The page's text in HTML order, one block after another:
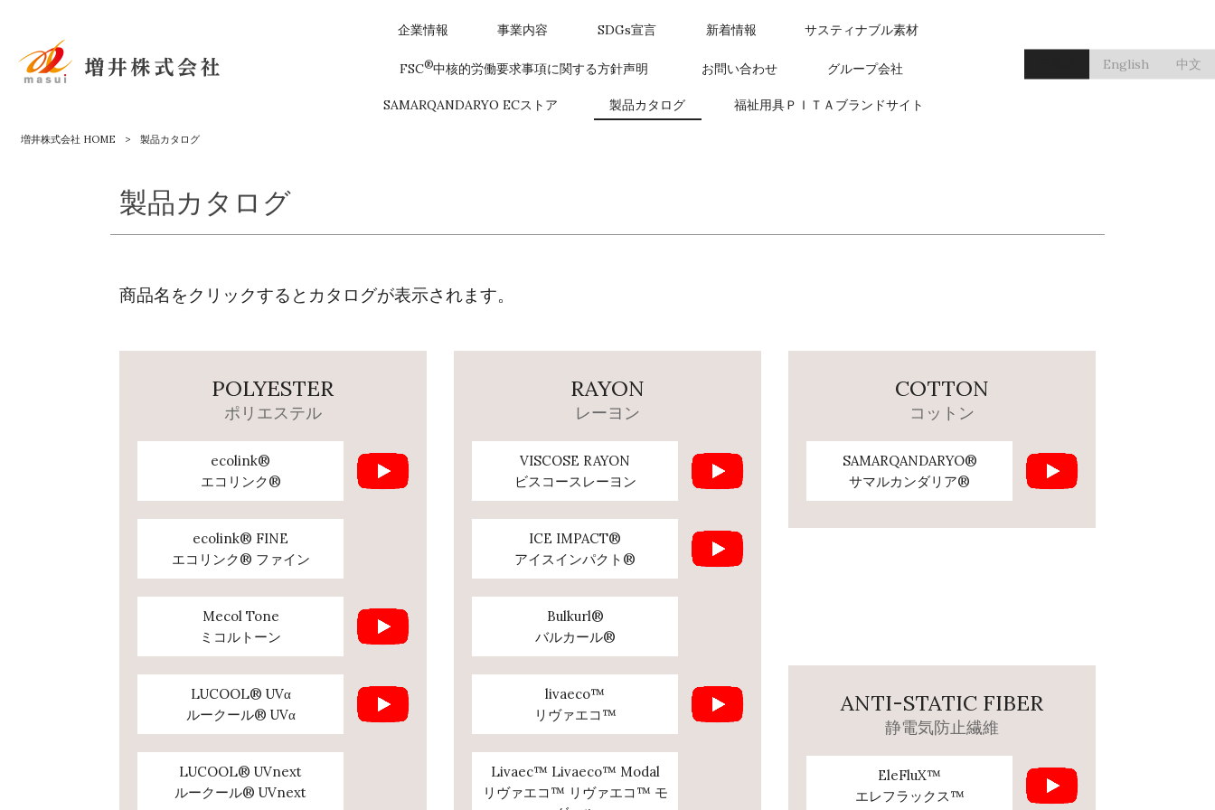
English 中文
企業情報 事業内容 SDGs宣言 新着情報 サスティナブル素材
FSC®中核的労働要求事項に関する方針声明 お問い合わせ グループ会社
SAMARQANDARYO ECストア 製品カタログ 福祉用具ＰＩＴＡブランドサイト
増井株式会社 HOME > 製品カタログ
製品カタログ
商品名をクリックするとカタログが表示されます。
POLYESTER
ポリエステル
ecolink®
エコリンク®
ecolink® FINE
エコリンク® ファイン
Mecol Tone
ミコルトーン
LUCOOL® UVα
ルークール® UVα
LUCOOL® UVnext
ルークール® UVnext
RAYON
レーヨン
VISCOSE RAYON
ビスコースレーヨン
ICE IMPACT®
アイスインパクト®
Bulkurl®
バルカール®
livaeco™
リヴァエコ™
Livaec™ Livaeco™ Modal
リヴァエコ™ リヴァエコ™ モ
COTTON
コットン
SAMARQANDARYO®
サマルカンダリア®
ANTI-STATIC FIBER
静電気防止繊維
EleFluX™
エレフラックス™